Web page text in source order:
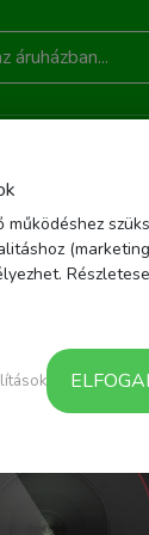
LCD VÉDŐ, DJI